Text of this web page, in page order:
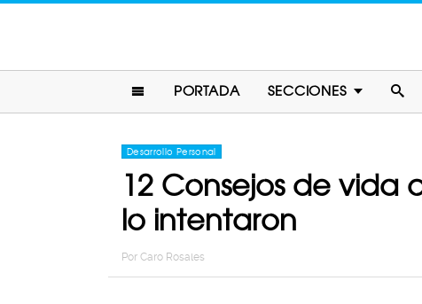
PORTADA SECCIONES
Desarrollo Personal
12 Consejos de vida
lo intentaron
Por Caro Rosales